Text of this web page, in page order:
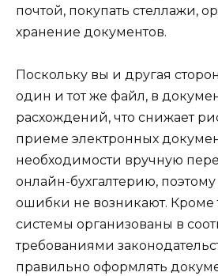
почтой, покупать стеллажи,
хранение документов.
Поскольку вы и другая
один и тот же файл, в
расхождений, что снижает
приеме электронных
необходимости вручную
онлайн-бухгалтерию,
ошибки не возникают. Кроме
системы организованы в
требованиями
правильно оформлять